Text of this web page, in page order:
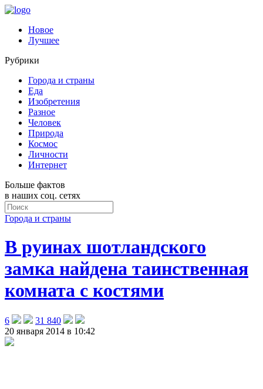
Новое
Лучшее
Рубрики
Города и страны
Еда
Изобретения
Разное
Человек
Природа
Космос
Личности
Интернет
Больше фактов
в наших соц. сетях
Города и страны
В руинах шотландского
замка найдена таинственная
комната с костями
6
31 840
20 января 2014 в 10:42